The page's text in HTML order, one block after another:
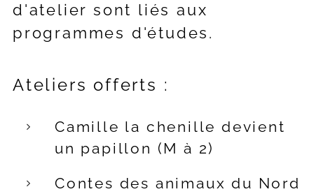
d'atelier sont liés aux
programmes d'études.
Ateliers offerts :
Camille la chenille devient
un papillon (M à 2)
Contes des animaux du Nord